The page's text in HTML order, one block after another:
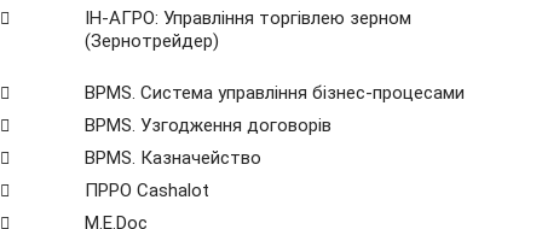
ІН-АГРО: Управління торгівлею зерном
(Зернотрейдер)
BPMS. Система управління бізнес-процесами
BPМS. Узгодження договорів
BPМS. Казначейство
ПРРО Cashalot
M.E.Doc